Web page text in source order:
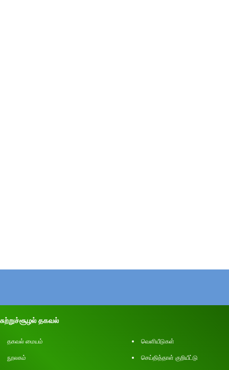
சுற்றுச்சூழல் தகவல்
தகவல் மையம்
வெளியீடுகள்
நூலகம்
செய்தித்தாள் குறியீட்டு